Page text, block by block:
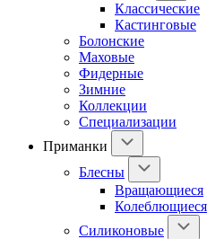
Классические
Кастинговые
Болонские
Маховые
Фидерные
Зимние
Коллекции
Специализации
Приманки
Блесны
Вращающиеся
Колеблющиеся
Силиконовые